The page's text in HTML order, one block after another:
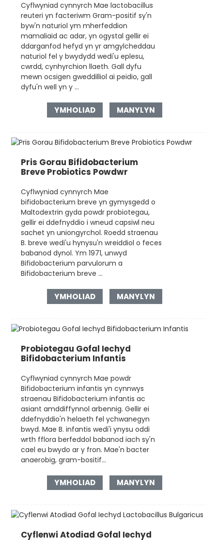
Cyflwyniad cynnyrch Mae lactobacillus
reuteri yn facteriwm Gram-positif sy'n
byw'n naturiol ym mherfeddion
mamaliaid ac adar, yn ogystal gellir ei
ddarganfod hefyd yn yr amgylcheddau
naturiol fel y bwydydd wedi'u eplesu,
cwrdd, cynhyrchion llaeth. Gall dyfu
mewn ocsigen gweddilliol ai peidio, gall
dyfu'n well yn y ...
YMHOLIAD MANYLYN
Pris Gorau Bifidobacterium
Breve Probiotics Powdwr
Cyflwyniad cynnyrch Mae
bifidobacterium breve yn gymysgedd o
Maltodextrin gyda powdr probiotegau,
gellir ei ddefnyddio i wneud capsiwl neu
sachet yn uniongyrchol. Roedd straenau
B. breve wedi'u hynysu'n wreiddiol o feces
babanod dynol. Ym 1971, unwyd
Bifidobacterium parvulorum a
Bifidobacterium breve ...
YMHOLIAD MANYLYN
Probiotegau Gofal Iechyd
Bifidobacterium Infantis
Cyflwyniad cynnyrch Mae powdr
Bifidobacterium infantis yn cynnwys
straenau Bifidobacterium infantis ac
asiant amddiffynnol arbennig. Gellir ei
ddefnyddio'n helaeth fel ychwanegyn
bwyd. Mae B. infantis wedi'i ynysu oddi
wrth fflora berfeddol babanod iach sy'n
cael eu bwydo ar y fron. Mae'n bacter
anaerobig, gram-bositif...
YMHOLIAD MANYLYN
Cyflenwi Atodiad Gofal Iechyd